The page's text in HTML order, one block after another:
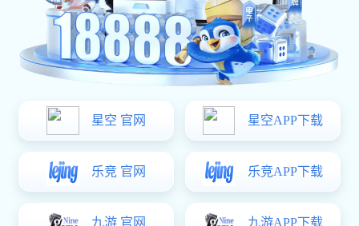
最全xk星空体育业务流程来了，xk星空体育人快来
看！
关于xk星空体育业务全流程，相信很多xk星空体育新人现
作是如何的？下面小编给大家梳理一下，提供最详细的xk
星空体育流程。